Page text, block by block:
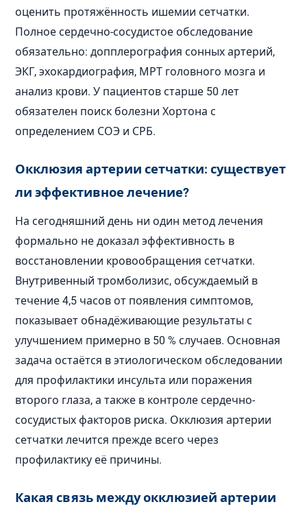
оценить протяжённость ишемии сетчатки.
Полное сердечно-сосудистое обследование
обязательно: допплерография сонных артерий,
ЭКГ, эхокардиография, МРТ головного мозга и
анализ крови. У пациентов старше 50 лет
обязателен поиск болезни Хортона с
определением СОЭ и СРБ.
Окклюзия артерии сетчатки: существует
ли эффективное лечение?
На сегодняшний день ни один метод лечения
формально не доказал эффективность в
восстановлении кровообращения сетчатки.
Внутривенный тромболизис, обсуждаемый в
течение 4,5 часов от появления симптомов,
показывает обнадёживающие результаты с
улучшением примерно в 50 % случаев. Основная
задача остаётся в этиологическом обследовании
для профилактики инсульта или поражения
второго глаза, а также в контроле сердечно-
сосудистых факторов риска. Окклюзия артерии
сетчатки лечится прежде всего через
профилактику её причины.
Какая связь между окклюзией артерии